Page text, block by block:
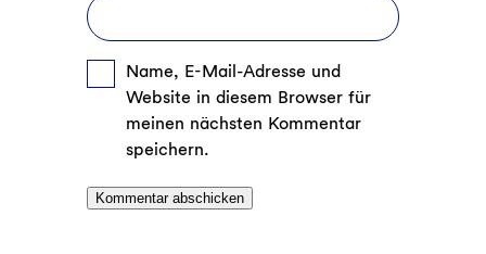
Name, E-Mail-Adresse und
Website in diesem Browser für
meinen nächsten Kommentar
speichern.